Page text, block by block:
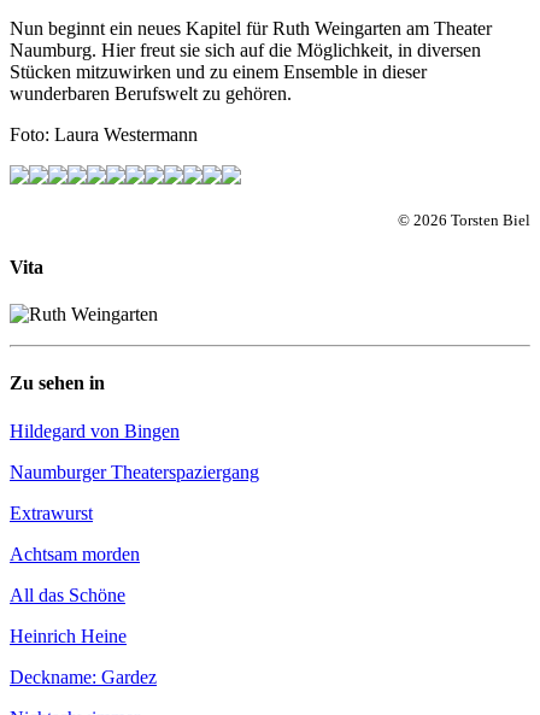
Nun beginnt ein neues Kapitel für Ruth Weingarten am Theater
Naumburg. Hier freut sie sich auf die Möglichkeit, in diversen
Stücken mitzuwirken und zu einem Ensemble in dieser
wunderbaren Berufswelt zu gehören.
Foto: Laura Westermann
© 2026 Torsten Biel
Vita
Zu sehen in
Hildegard von Bingen
Naumburger Theaterspaziergang
Extrawurst
Achtsam morden
All das Schöne
Heinrich Heine
Deckname: Gardez